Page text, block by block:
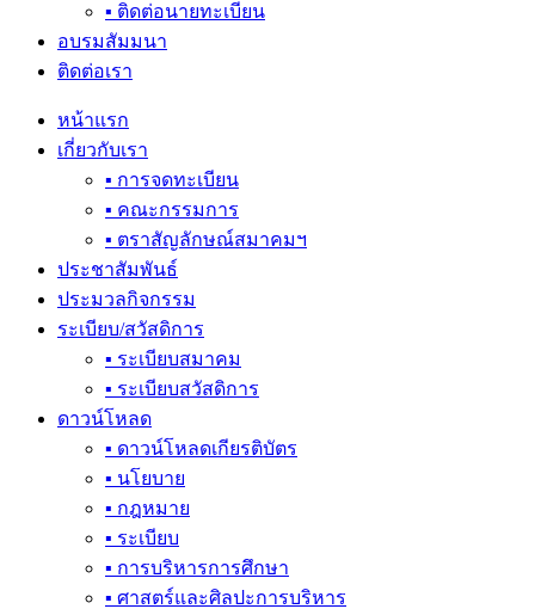
▪ ติดต่อนายทะเบียน
อบรมสัมมนา
ติดต่อเรา
หน้าแรก
เกี่ยวกับเรา
▪ การจดทะเบียน
▪ คณะกรรมการ
▪ ตราสัญลักษณ์สมาคมฯ
ประชาสัมพันธ์
ประมวลกิจกรรม
ระเบียบ/สวัสดิการ
▪ ระเบียบสมาคม
▪ ระเบียบสวัสดิการ
ดาวน์โหลด
▪ ดาวน์โหลดเกียรติบัตร
▪ นโยบาย
▪ กฎหมาย
▪ ระเบียบ
▪ การบริหารการศึกษา
▪ ศาสตร์และศิลปะการบริหาร